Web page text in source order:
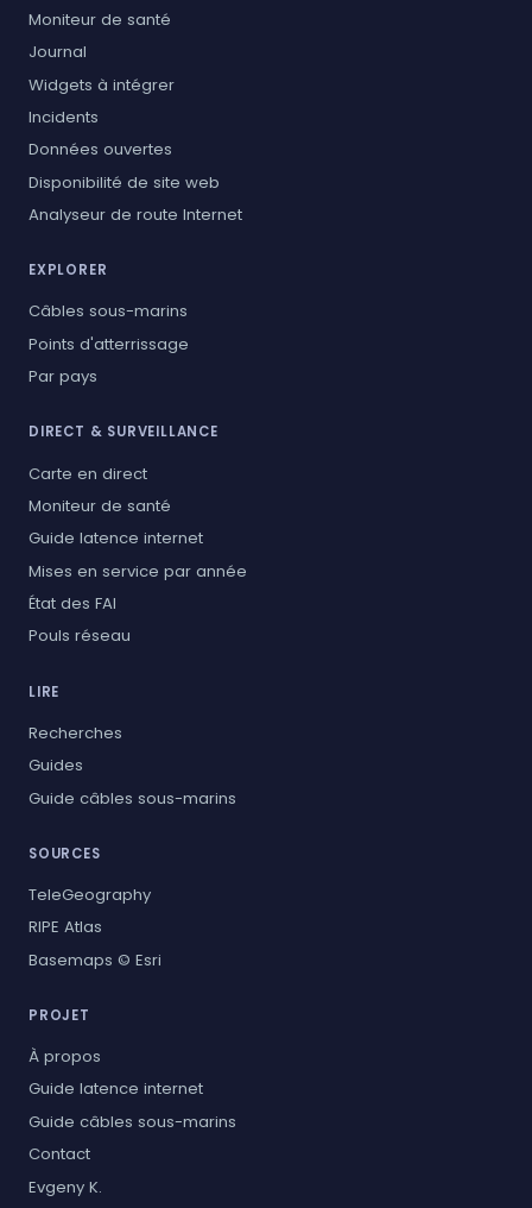
Moniteur de santé
Journal
Widgets à intégrer
Incidents
Données ouvertes
Disponibilité de site web
Analyseur de route Internet
EXPLORER
Câbles sous-marins
Points d'atterrissage
Par pays
DIRECT & SURVEILLANCE
Carte en direct
Moniteur de santé
Guide latence internet
Mises en service par année
État des FAI
Pouls réseau
LIRE
Recherches
Guides
Guide câbles sous-marins
SOURCES
TeleGeography
RIPE Atlas
Basemaps © Esri
PROJET
À propos
Guide latence internet
Guide câbles sous-marins
Contact
Evgeny K.